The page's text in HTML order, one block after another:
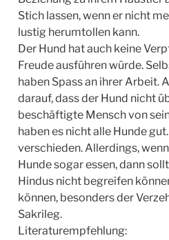
Stich lassen, wenn er nicht
lustig herumtollen kann.
Der Hund hat auch keine
Freude ausführen würde.
haben Spass an ihrer Arbeit.
darauf, dass der Hund nicht
beschäftigte Mensch von
haben es nicht alle Hunde
verschieden. Allerdings,
Hunde sogar essen, dann
Hindus nicht begreifen
können, besonders der
Sakrileg.
Literaturempfehlung: